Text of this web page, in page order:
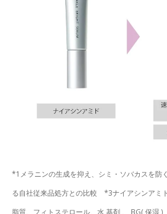
*1メラニンの生成を抑え、シミ・ソバカスを
る自社従来品処方との比較 *3ナイアシンアミ
脂質、フィトステロール、水 基剤 、 BG( 保